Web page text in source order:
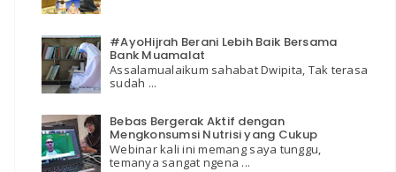
#AyoHijrah Berani Lebih Baik Bersama
Bank Muamalat
Assalamualaikum sahabat Dwipita, Tak terasa
sudah ...
Bebas Bergerak Aktif dengan
Mengkonsumsi Nutrisi yang Cukup
Webinar kali ini memang saya tunggu,
temanya sangat ngena ...